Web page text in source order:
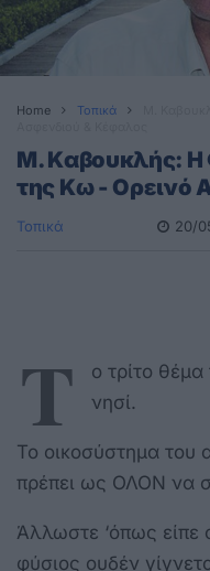
Home Τοπικά
M. Kαβουκλής: Η
της Κω - Ορεινό
Τοπικά 20/
Τ
ο τρίτο
νησί.
Το οικοσύστημα του
πρέπει ως ΟΛΟΝ να
Άλλωστε ‘όπως είπε
φύσιος ουδέν